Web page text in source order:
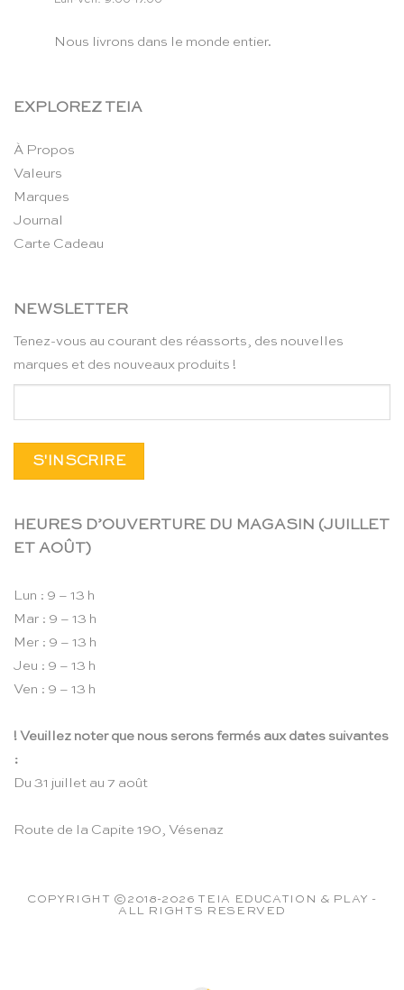
Nous livrons dans le monde entier.
EXPLOREZ TEIA
À Propos
Valeurs
Marques
Journal
Carte Cadeau
NEWSLETTER
Tenez-vous au courant des réassorts, des nouvelles
marques et des nouveaux produits !
HEURES D’OUVERTURE DU MAGASIN (JUILLET
ET AOÛT)
Lun : 9 – 13 h
Mar : 9 – 13 h
Mer : 9 – 13 h
Jeu : 9 – 13 h
Ven : 9 – 13 h
! Veuillez noter que nous serons fermés aux dates suivantes
:
Du 31 juillet au 7 août
Route de la Capite 190, Vésenaz
COPYRIGHT ©2018-2026 TEIA EDUCATION & PLAY -
ALL RIGHTS RESERVED